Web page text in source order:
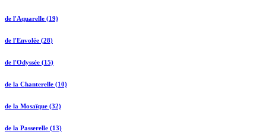
de l'Aquarelle (19)
de l'Envolée (28)
de l'Odyssée (15)
de la Chanterelle (10)
de la Mosaïque (32)
de la Passerelle (13)